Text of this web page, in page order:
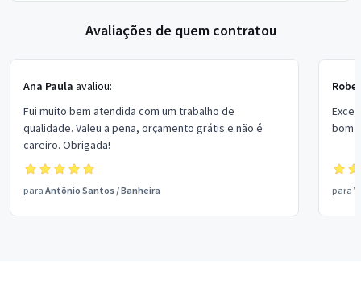
Avaliações de quem contratou
Ana Paula avaliou:
Fui muito bem atendida com um trabalho de
qualidade. Valeu a pena, orçamento grátis e não é
careiro. Obrigada!
para Antônio Santos /Banheira
bom
para